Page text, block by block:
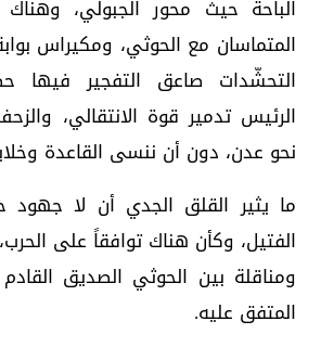
الباحة حيث محور الجبولي،
المتماسان مع الحوثي، ومكيراس
التحشّدات صاعق التفجير فيها
الرئيس تدمير قوة الانتقالي،
نحو عدن، دون أن ننسى القاعدة
ما يثير القلق الجدي أن لا جهود
الفتيل، وكأن هناك توافقاً على
ومناقلة بين الحوثي الصديق القادم
المتفق عليه.